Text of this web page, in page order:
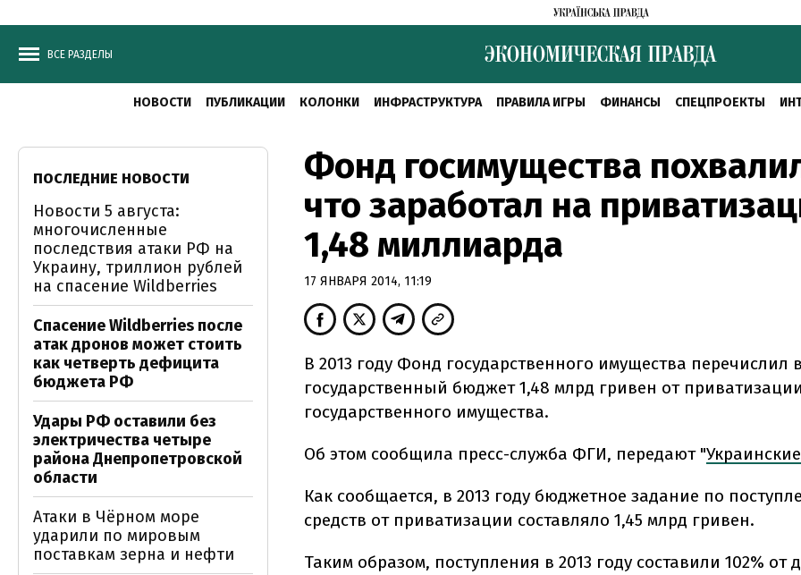
ВСЕ РАЗДЕЛЫ
НОВОСТИ ПУБЛИКАЦИИ КОЛОНКИ ИНФРАСТРУКТУРА ПРАВИЛА ИГРЫ ФИНАНСЫ СПЕЦПРОЕКТЫ
Фонд госимущества
что заработал на
1,48 миллиарда
17 ЯНВАРЯ 2014, 11:19
В 2013 году Фонд государственного имущества перечислил в
государственный бюджет 1,48 млрд гривен от приватизации
государственного имущества.
Об этом сообщила пресс-служба ФГИ, передают "
Как сообщается, в 2013 году бюджетное задание по
средств от приватизации составляло 1,45 млрд гривен.
Таким образом, поступления в 2013 году составили 102% от
ПОСЛЕДНИЕ НОВОСТИ
Новости 5 августа:
многочисленные
последствия атаки РФ на
Украину, триллион рублей
на спасение Wildberries
Спасение Wildberries после
атак дронов может стоить
как четверть дефицита
бюджета РФ
Удары РФ оставили без
электричества четыре
района Днепропетровской
области
Атаки в Чёрном море
ударили по мировым
поставкам зерна и нефти